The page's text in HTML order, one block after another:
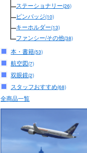
ステーショナリー(26)
ピンバッジ(10)
キーホルダー(13)
ファンシー/その他(38)
本・書籍(53)
航空図(7)
双眼鏡(2)
スタッフおすすめ(68)
全商品一覧